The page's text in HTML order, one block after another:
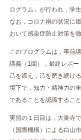
ログラム」が行われ，学
なお，コロナ禍の状況に
おいて感染症防止対策を
このプログラムは，事前
講義（1回），最終レポー
己を鍛え，己を磨き続け
境下で，知力・精神力の
であることを認識するこ
実習の１日目は，大乗寺
（国際機構）による白山